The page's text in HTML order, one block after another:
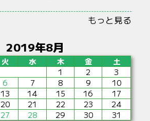
もっと見る
2019年8月
火 水 木 金
土
1
2
3
6 7 8 9
10
13 14 15 16
17
20 21 22 23
24
27 28 29 30 31